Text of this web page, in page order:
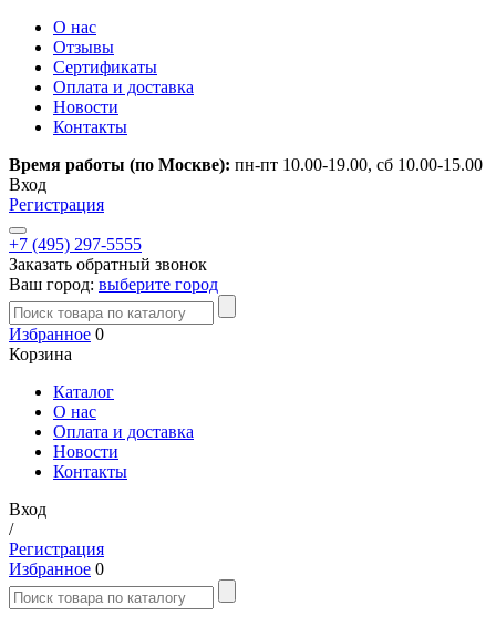
О нас
Отзывы
Сертификаты
Оплата и доставка
Новости
Контакты
Время работы (по Москве): пн-пт 10.00-19.00, сб 10.00-15.00
Вход
Регистрация
+7 (495) 297-5555
Заказать обратный звонок
Ваш город: выберите город
Избранное 0
Корзина
Каталог
О нас
Оплата и доставка
Новости
Контакты
Вход
/
Регистрация
Избранное 0